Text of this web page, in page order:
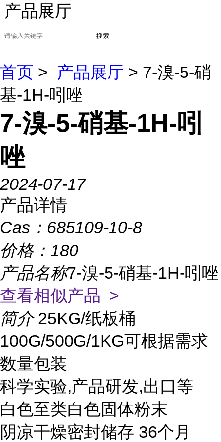
产品展厅
搜索
首页 > 产品展厅 > 7-溴-5-硝
基-1H-吲唑
7-溴-5-硝基-1H-吲
唑
2024-07-17
产品详情
Cas： 685109-10-8
价格： 180
产品名称7-溴-5-硝基-1H-吲唑
查看相似产品 >
简介 25KG/纸板桶
100G/500G/1KG可根据需求
数量包装
科学实验,产品研发,出口等
白色至类白色固体粉末
阴凉干燥密封储存 36个月